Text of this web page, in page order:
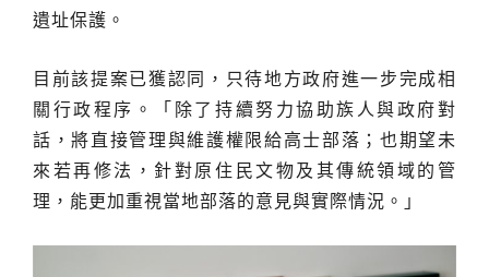
遺址保護。
目前該提案已獲認同，只待地方政府進一步完成相
關行政程序。「除了持續努力協助族人與政府對
話，將直接管理與維護權限給高士部落；也期望未
來若再修法，針對原住民文物及其傳統領域的管
理，能更加重視當地部落的意見與實際情況。」